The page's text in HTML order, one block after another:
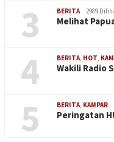
3 BERITA 2989
Melihat
4 BERITA, HOT,
Wakili Radio
5 BERITA, KAMPAR
Peringatan